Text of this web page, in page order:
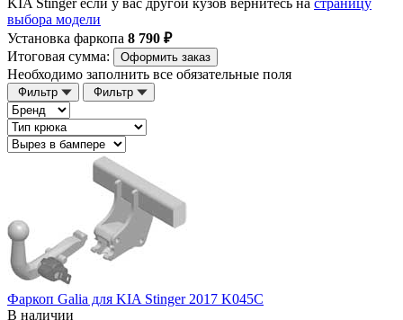
KIA Stinger если у вас другой кузов вернитесь на страницу
выбора модели
Установка фаркопа 8 790 ₽
Итоговая сумма:
Оформить заказ
Необходимо заполнить все обязательные поля
Фильтр Фильтр
Фаркоп Galia для KIA Stinger 2017 K045C
В наличии